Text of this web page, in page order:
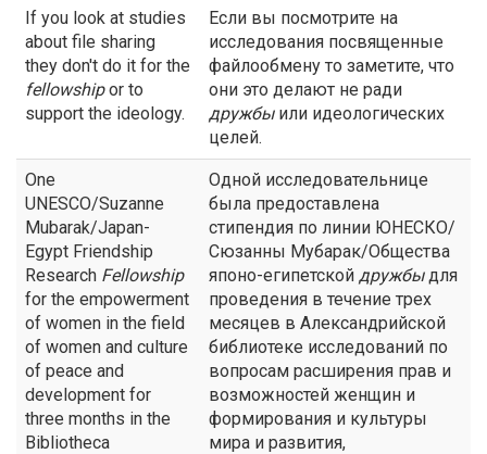
If you look at studies
about file sharing
they don't do it for the
fellowshipor to
support the ideology.
Если вы посмотрите на
исследования посвященные
файлообмену то заметите, что
они это делают не ради
дружбыили идеологических
целей.
One
UNESCO/Suzanne
Mubarak/Japan-
Egypt Friendship
Research Fellowship
for the empowerment
of women in the field
of women and culture
of peace and
development for
three months in the
Bibliotheca
Одной исследовательнице
была предоставлена
стипендия по линии ЮНЕСКО/
Сюзанны Мубарак/Общества
японо-египетской дружбыдля
проведения в течение трех
месяцев в Александрийской
библиотеке исследований по
вопросам расширения прав и
возможностей женщин и
формирования и культуры
мира и развития,